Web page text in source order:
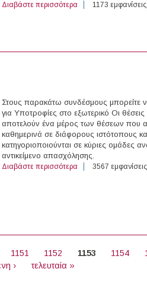
Διαβάστε περισσότερα για Postdoctoral
1173 εμφανίσεις
Στους παρακάτω συνδέσμους μπορείτε
για Υποτροφίες στο εξωτερικό Οι θέσεις
αποτελούν ένα μέρος των θέσεων που
καθημερινά σε διάφορους ιστότοπους
κατηγοριοποιούνται σε κύριες ομάδες
αντικείμενο απασχόλησης.
Διαβάστε περισσότερα για 86 Υποτροφίες
3567 εμφανίσεις
1151 1152 1153 1154
› τελευταία »